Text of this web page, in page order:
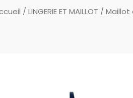
/ LINGERIE ET MAILLOT / Maillot